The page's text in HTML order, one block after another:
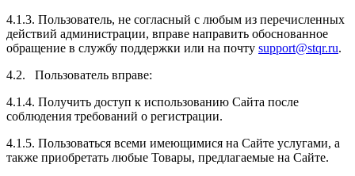
4.1.3. Пользователь, не согласный с любым из перечисленных
действий администрации, вправе направить обоснованное
обращение в службу поддержки или на почту support@stqr.ru.
4.2. Пользователь вправе:
4.1.4. Получить доступ к использованию Сайта после
соблюдения требований о регистрации.
4.1.5. Пользоваться всеми имеющимися на Сайте услугами, а
также приобретать любые Товары, предлагаемые на Сайте.